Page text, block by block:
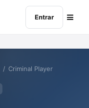
Entrar
/ Criminal Player